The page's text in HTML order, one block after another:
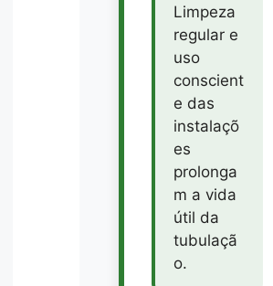
Limpeza
regular e
uso
conscient
e das
instalaçõ
es
prolonga
m a vida
útil da
tubulaçã
o.